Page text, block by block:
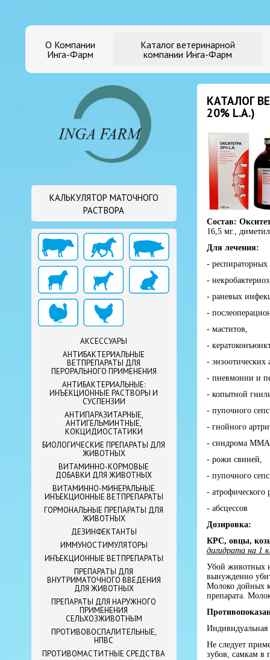
О Компании
Инга-Фарм
Каталог ветеринарной
компании Инга-Фарм
КАЛЬКУЛЯТОР МАТОЧНОГО
РАСТВОРА
АКСЕССУАРЫ
АНТИБАКТЕРИАЛЬНЫЕ
ВЕТПРЕПАРАТЫ ДЛЯ
ПЕРОРАЛЬНОГО ПРИМЕНЕНИЯ
АНТИБАКТЕРИАЛЬНЫЕ:
ИНЪЕКЦИОННЫЕ РАСТВОРЫ И
СУСПЕНЗИИ
АНТИПАРАЗИТАРНЫЕ,
АНТИГЕЛЬМИНТНЫЕ,
КОКЦИДИОСТАТИКИ
БИОЛОГИЧЕСКИЕ ПРЕПАРАТЫ ДЛЯ
ЖИВОТНЫХ
ВИТАМИННО-КОРМОВЫЕ
ДОБАВКИ ДЛЯ ЖИВОТНЫХ
ВИТАМИННО-МИНЕРАЛЬНЫЕ
ИНЪЕКЦИОННЫЕ ВЕТПРЕПАРАТЫ
ГОРМОНАЛЬНЫЕ ПРЕПАРАТЫ ДЛЯ
ЖИВОТНЫХ
ДЕЗИНФЕКТАНТЫ
ИММУНОСТИМУЛЯТОРЫ
ИНЪЕКЦИОННЫЕ ВЕТПРЕПАРАТЫ
ПРЕПАРАТЫ ДЛЯ
ВНУТРИМАТОЧНОГО ВВЕДЕНИЯ
ДЛЯ ЖИВОТНЫХ
ПРЕПАРАТЫ ДЛЯ НАРУЖНОГО
ПРИМЕНЕНИЯ
СЕЛЬХОЗЖИВОТНЫМ
ПРОТИВОВОСПАЛИТЕЛЬНЫЕ,
НПВС
ПРОТИВОМАСТИТНЫЕ СРЕДСТВА
КАТАЛОГ
20% L.A.)
Состав:
16,5 мг.,
Для лечения:
-
-
- раневых
-
- маститов,
-
- энзоотических
- пневмонии и
- копытной
- пупочного
- гнойного
- синдрома ММА
- рожи свиней,
- пупочного
- атрофического
- абсцессов
Дозировка:
КРС, овцы,
дигидрата на 1
Убой животных
вынужденно
Молоко дойных
препарата.
Индивидуальная
Не следует
зубов, самкам в